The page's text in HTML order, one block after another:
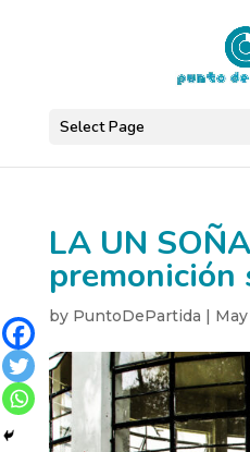
Select Page
LA UN
premonición
by PuntoDePartida |